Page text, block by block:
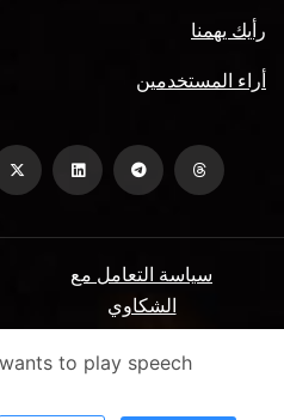
رأيك يهمنا
أراء المستخدمين
سياسة التعامل مع
الشكاوي
ميثاق المتعاملين
to play speech